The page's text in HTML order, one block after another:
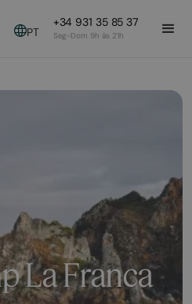
PT
+34 931 35 85 37
Seg-Dom 9h às 21h
La Franca